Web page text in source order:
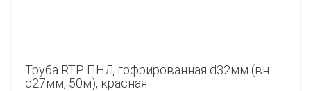
Труба RTP ПНД гофрированная d32мм (вн.
d27мм, 50м), красная